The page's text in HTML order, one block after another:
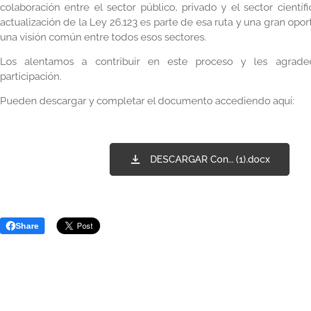
colaboración entre el sector público, privado y el sector
actualización de la Ley 26.123 es parte de esa ruta y una gran
una visión común entre todos esos sectores.
Los alentamos a contribuir en este proceso y les
participación.
Pueden descargar y completar el documento accediendo aquí:
DESCARGAR Con... (1).docx
Share